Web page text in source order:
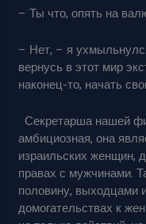
– Ты что, опять на
– Нет, – я
вернусь в этот мир
наконец-то, начать
Секретарша нашей
амбициозная, она
израильских женщин,
правах с мужчинами.
половину, выходцами
домогательствах к